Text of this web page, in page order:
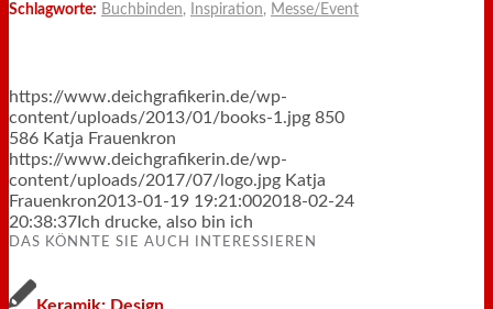
Schlagworte: Buchbinden, Inspiration, Messe/Event
https://www.deichgrafikerin.de/wp-
content/uploads/2013/01/books-1.jpg 850
586 Katja Frauenkron
https://www.deichgrafikerin.de/wp-
content/uploads/2017/07/logo.jpg Katja
Frauenkron2013-01-19 19:21:002018-02-24
20:38:37 Ich drucke, also bin ich
DAS KÖNNTE SIE AUCH INTERESSIEREN